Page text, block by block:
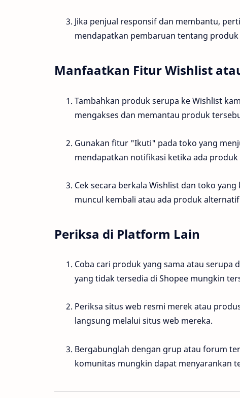
Jika penjual responsif dan membantu,
mendapatkan pembaruan tentang
Manfaatkan Fitur Wishlist
Tambahkan produk serupa ke Wishlist
mengakses dan memantau produk
Gunakan fitur "Ikuti" pada toko yang
mendapatkan notifikasi ketika ada
Cek secara berkala Wishlist dan toko
muncul kembali atau ada produk
Periksa di Platform Lain
Coba cari produk yang sama atau
yang tidak tersedia di Shopee mungkin
Periksa situs web resmi merek atau
langsung melalui situs web mereka.
Bergabunglah dengan grup atau forum
komunitas mungkin dapat menyarankan